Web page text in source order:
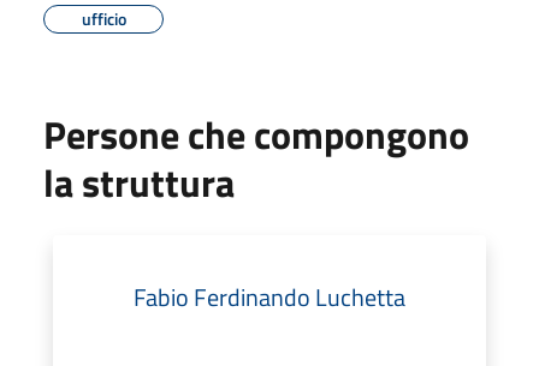
ufficio
Persone che compongono
la struttura
Fabio Ferdinando Luchetta